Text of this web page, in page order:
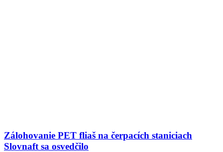
Zálohovanie PET fliaš na čerpacích staniciach
Slovnaft sa osvedčilo